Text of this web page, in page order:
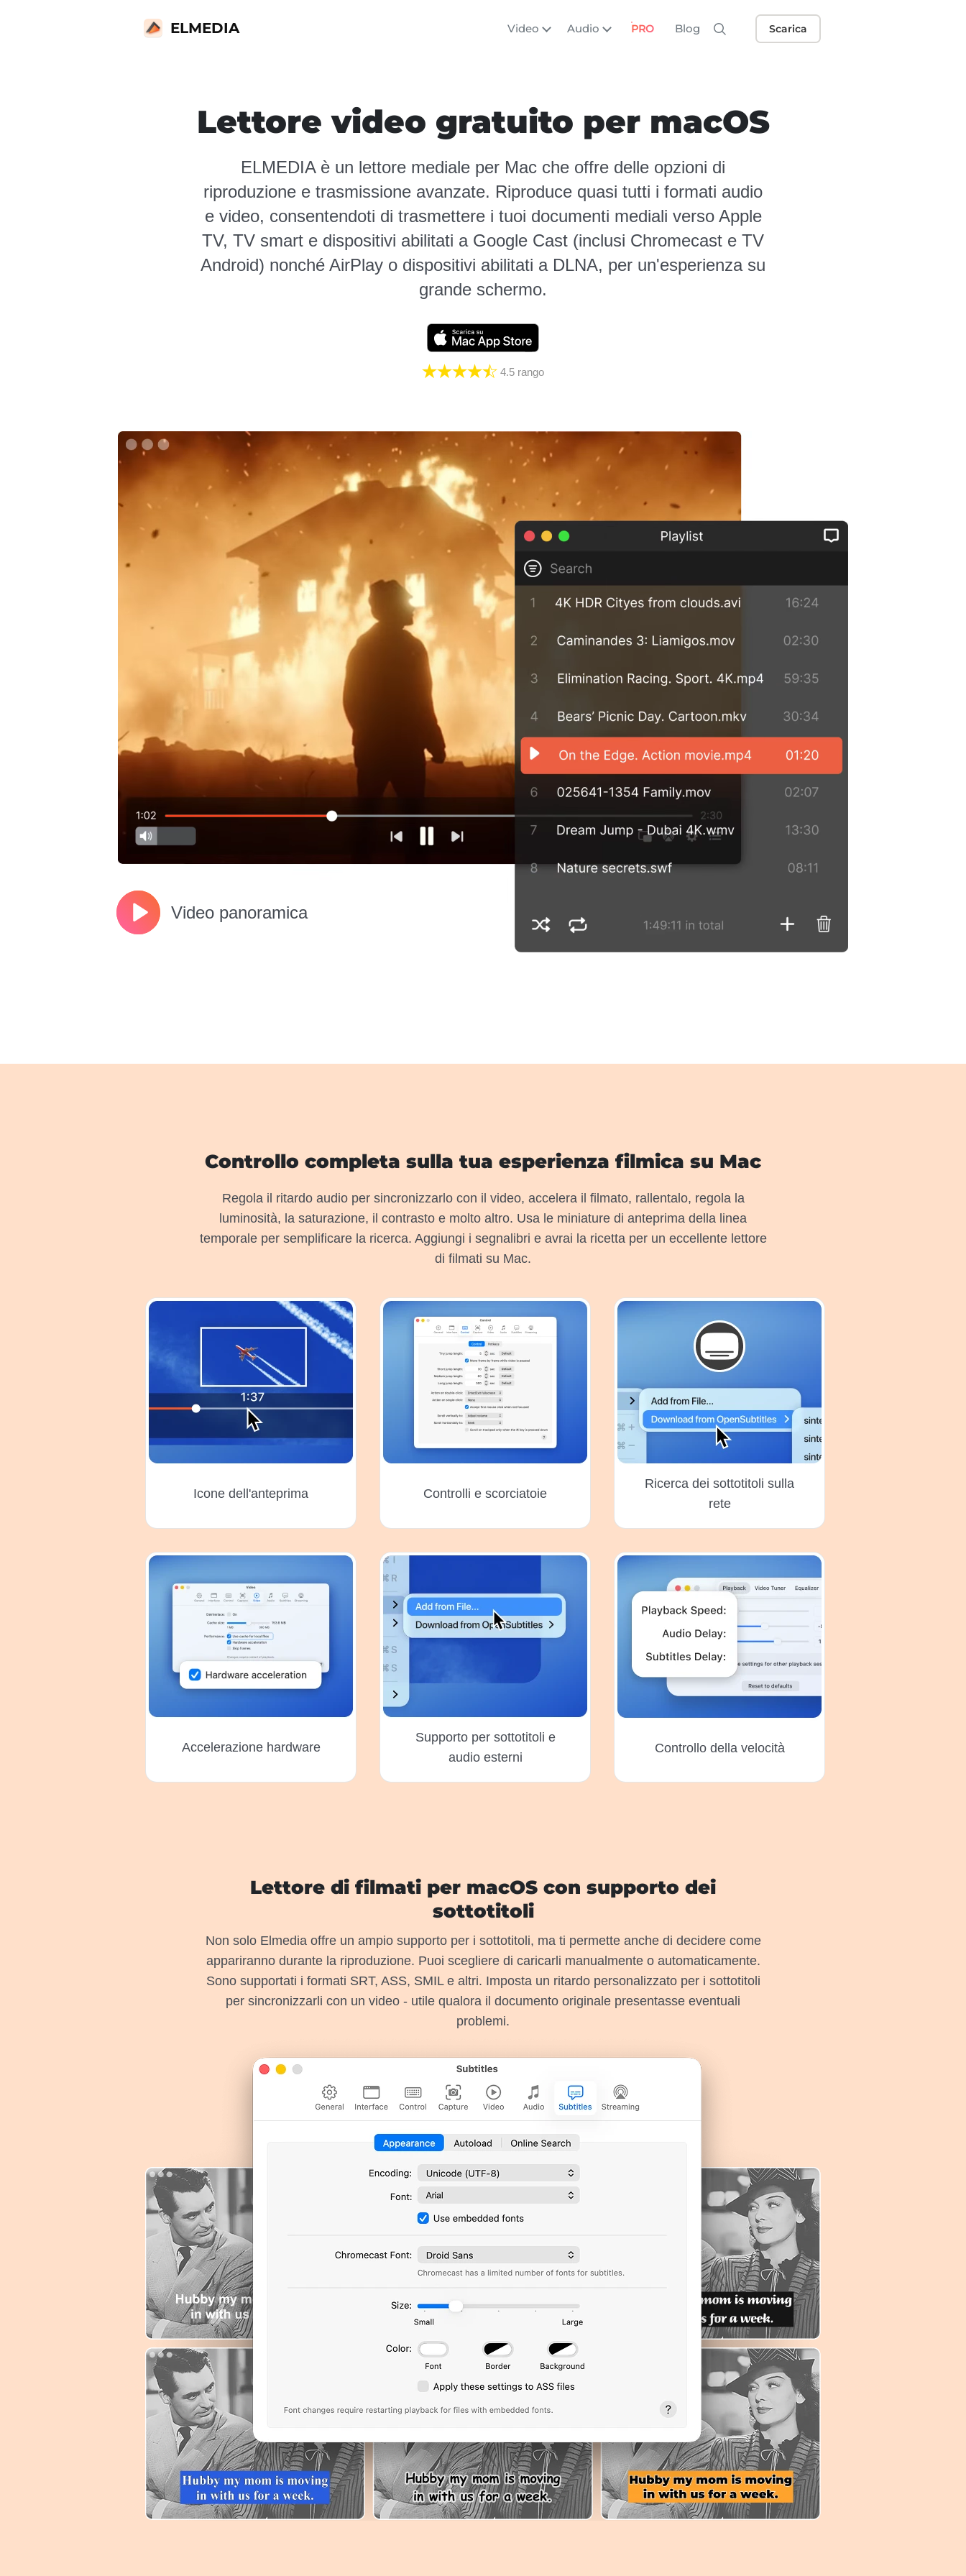
ELMEDIA Video Audio PRO Blog Scarica
Lettore video gratuito per macOS
ELMEDIA è un lettore mediale per Mac che offre delle opzioni di
riproduzione e trasmissione avanzate. Riproduce quasi tutti i formati audio
e video, consentendoti di trasmettere i tuoi documenti mediali verso Apple
TV, TV smart e dispositivi abilitati a Google Cast (inclusi Chromecast e TV
Android) nonché AirPlay o dispositivi abilitati a DLNA, per un'esperienza su
grande schermo.
4.5 rango
Video panoramica
Controllo completa sulla tua esperienza filmica su Mac
Regola il ritardo audio per sincronizzarlo con il video, accelera il filmato, rallentalo, regola la
luminosità, la saturazione, il contrasto e molto altro. Usa le miniature di anteprima della linea
temporale per semplificare la ricerca. Aggiungi i segnalibri e avrai la ricetta per un eccellente lettore
di filmati su Mac.
Icone dell'anteprima Сontrolli e scorciatoie
Ricerca dei sottotitoli sulla
rete
Accelerazione hardware
Supporto per sottotitoli e
audio esterni
Controllo della velocità
Lettore di filmati per macOS con supporto dei
sottotitoli
Non solo Elmedia offre un ampio supporto per i sottotitoli, ma ti permette anche di decidere come
appariranno durante la riproduzione. Puoi scegliere di caricarli manualmente o automaticamente.
Sono supportati i formati SRT, ASS, SMIL e altri. Imposta un ritardo personalizzato per i sottotitoli
per sincronizzarli con un video - utile qualora il documento originale presentasse eventuali
problemi.